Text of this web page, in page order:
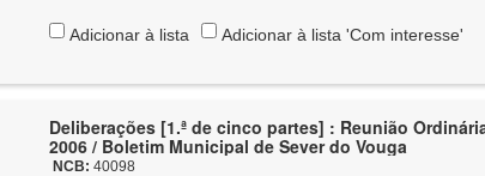
Adicionar à lista Adicionar à lista 'Com interesse'
Deliberações [1.ª de cinco partes] : Reunião
2006 / Boletim Municipal de Sever do Vouga
NCB:40098